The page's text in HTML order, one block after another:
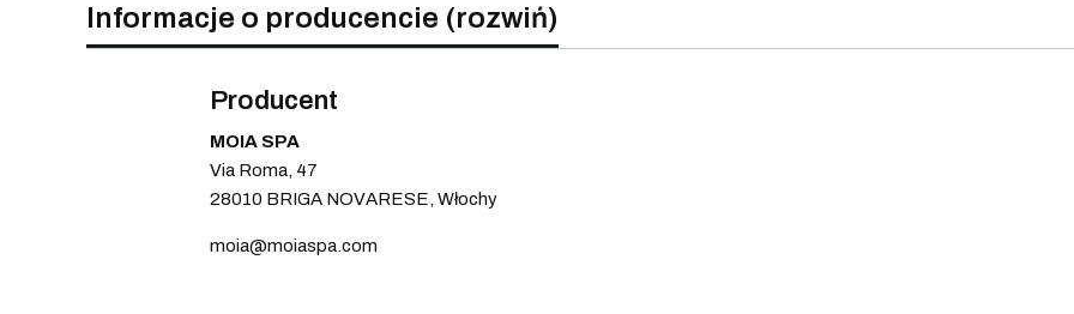
Informacje o producencie (rozwiń)
Producent
MOIA SPA
Via Roma, 47
28010 BRIGA NOVARESE, Włochy
moia@moiaspa.com